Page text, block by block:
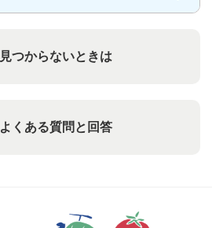
見つからないときは
よくある質問と回答